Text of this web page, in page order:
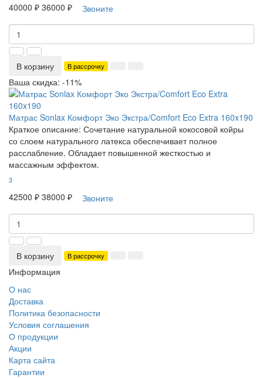
40000 ₽ 36000 ₽ Звоните
В корзину В рассрочку
Ваша скидка: -11%
Матрас Sonlax Комфорт Эко Экстра/Comfort Eco Extra 160x190
Краткое описание: Сочетание натуральной кокосовой койры
со слоем натурального латекса обеспечивает полное
расслабление. Обладает повышенной жесткостью и
массажным эффектом.
3
42500 ₽ 38000 ₽ Звоните
В корзину В рассрочку
Информация
О нас
Доставка
Политика безопасности
Условия соглашения
О продукции
Акции
Карта сайта
Гарантии